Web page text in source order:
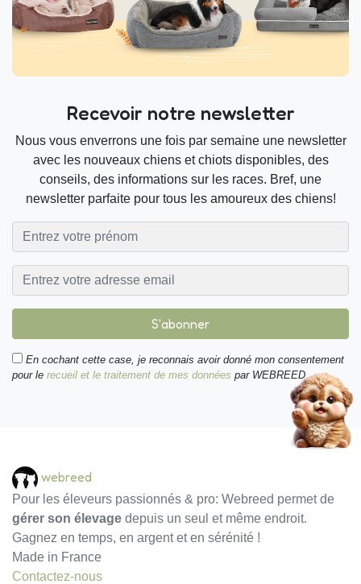
Recevoir notre newsletter
Nous vous enverrons une fois par semaine une newsletter
avec les nouveaux chiens et chiots disponibles, des
conseils, des informations sur les races. Bref, une
newsletter parfaite pour tous les amoureux des chiens!
S'abonner
En cochant cette case, je reconnais avoir donné mon consentement
pour le recueil et le traitement de mes données par WEBREED.
webreed
Pour les éleveurs passionnés & pro: Webreed permet de
gérer son élevage depuis un seul et même endroit.
Gagnez en temps, en argent et en sérénité !
Made in France
Contactez-nous